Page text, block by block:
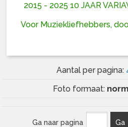
2015 - 2025 10 JAAR
Voor Muziekliefhebbers,
Aantal per pagina:
Foto formaat:
Ga naar pagina Ga